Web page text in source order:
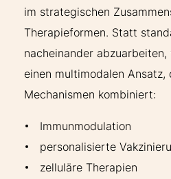
im strategischen
Therapieformen. Statt
nacheinander
einen multimodalen
Mechanismen kombiniert:
Immunmodulation
personalisierte
zelluläre Therapien